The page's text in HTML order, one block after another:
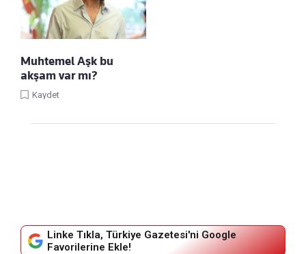
Muhtemel Aşk bu
akşam var mı?
Kaydet
Linke Tıkla, Türkiye Gazetesi'ni Google
Favorilerine Ekle!